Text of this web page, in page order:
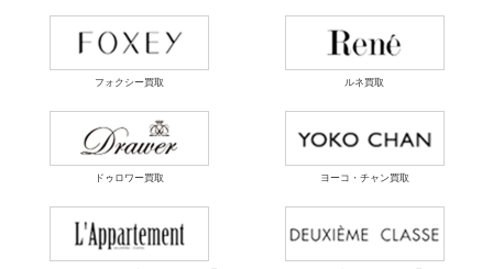
フォクシー買取 ルネ買取
ドゥロワー買取 ヨーコ・チャン買取